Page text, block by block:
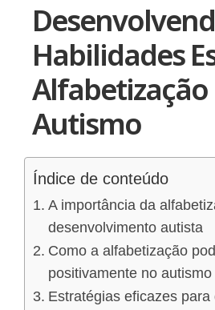
Habilidades
Alfabetização
Autismo
Índice de conteúdo
A importância da
desenvolvimento autista
Como a alfabetização
positivamente no autismo
Estratégias eficazes para